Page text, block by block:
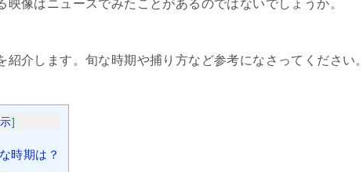
映像はニュースでみたことがあるのではないでしょうか。
紹介します。旬な時期や捕り方など参考になさってください。
]
時期は？